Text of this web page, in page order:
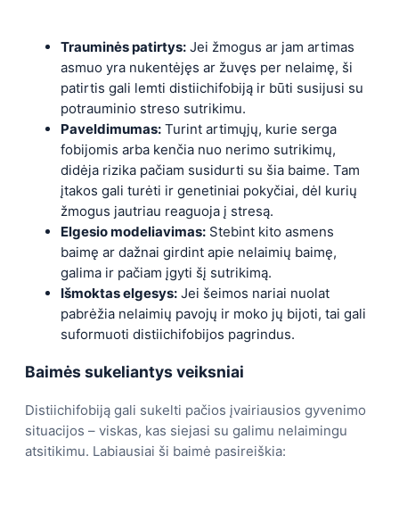
Trauminės patirtys: Jei žmogus ar jam artimas
asmuo yra nukentėjęs ar žuvęs per nelaimę, ši
patirtis gali lemti distiichifobiją ir būti susijusi su
potrauminio streso sutrikimu.
Paveldimumas: Turint artimųjų, kurie serga
fobijomis arba kenčia nuo nerimo sutrikimų,
didėja rizika pačiam susidurti su šia baime. Tam
įtakos gali turėti ir genetiniai pokyčiai, dėl kurių
žmogus jautriau reaguoja į stresą.
Elgesio modeliavimas: Stebint kito asmens
baimę ar dažnai girdint apie nelaimių baimę,
galima ir pačiam įgyti šį sutrikimą.
Išmoktas elgesys: Jei šeimos nariai nuolat
pabrėžia nelaimių pavojų ir moko jų bijoti, tai gali
suformuoti distiichifobijos pagrindus.
Baimės sukeliantys veiksniai
Distiichifobiją gali sukelti pačios įvairiausios gyvenimo
situacijos – viskas, kas siejasi su galimu nelaimingu
atsitikimu. Labiausiai ši baimė pasireiškia: